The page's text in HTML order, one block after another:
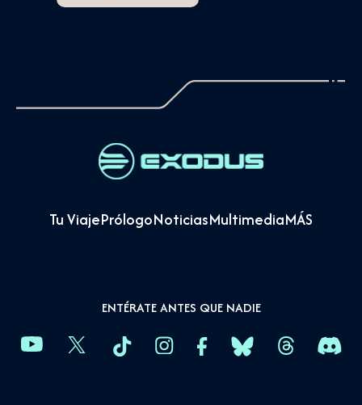
Tu ViajePrólogoNoticiasMultimediaMÁS
ENTÉRATE ANTES QUE NADIE